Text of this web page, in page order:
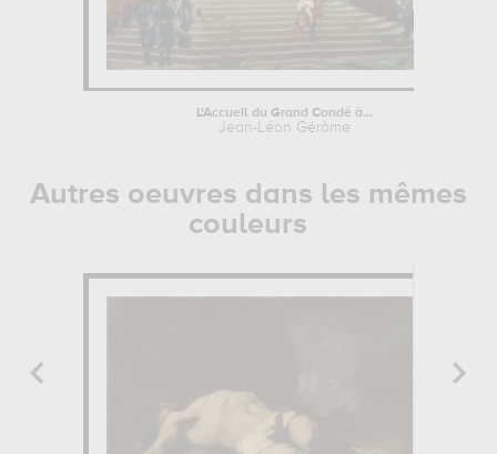
L'Accueil du Grand Condé à...
Jean-Léon Gérôme
Autres oeuvres dans les mêmes
couleurs